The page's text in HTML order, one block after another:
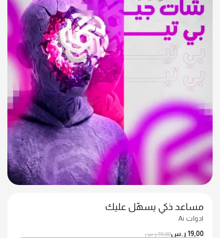
مساعد ذكي يسهّل عليك
ادوات Ai
70,00ر.س 19,00 ر.س